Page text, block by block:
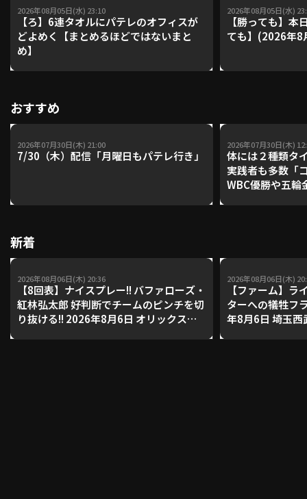
動画を検索（選手・チーム・プレー内容…）
2026年08月05日(水) 23:10
【ろ】6連タオルにパテレのオフィスが
どよめく【まとめるほどではないまと
め】
2026年08月05日(水)
【勝っても】本
ても】(2026年8
おすすめ
2026年07月30日(木) 21:00
7/30（木）配信「月曜日もパテレ行き」
2026年07月30日(木)
体には２種類タ
実践者も多数「
WBC優勝や五輪
新着
2026年08月06日(木) 20:36
【8回表】ナイスプレー!! バファローズ・
紅林弘太郎 好判断でチームのピンチを切
り抜ける!! 2026年8月6日 オリックス・
2026年08月06日(木)
【ファーム】ラ
ターへの犠牲フ
年8月6日 埼玉西